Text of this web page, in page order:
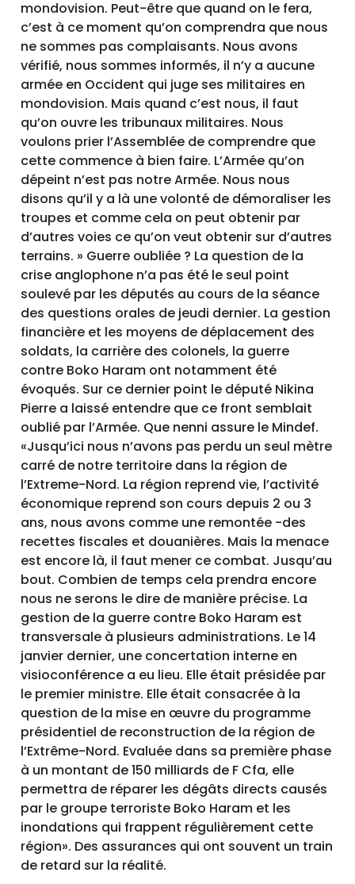
mondovision. Peut-être que quand on le fera,
c’est à ce moment qu’on comprendra que nous
ne sommes pas complaisants. Nous avons
vérifié, nous sommes informés, il n’y a aucune
armée en Occident qui juge ses militaires en
mondovision. Mais quand c’est nous, il faut
qu’on ouvre les tribunaux militaires. Nous
voulons prier l’Assemblée de comprendre que
cette commence à bien faire. L’Armée qu’on
dépeint n’est pas notre Armée. Nous nous
disons qu’il y a là une volonté de démoraliser les
troupes et comme cela on peut obtenir par
d’autres voies ce qu’on veut obtenir sur d’autres
terrains. » Guerre oubliée ? La question de la
crise anglophone n’a pas été le seul point
soulevé par les députés au cours de la séance
des questions orales de jeudi dernier. La gestion
financière et les moyens de déplacement des
soldats, la carrière des colonels, la guerre
contre Boko Haram ont notamment été
évoqués. Sur ce dernier point le député Nikina
Pierre a laissé entendre que ce front semblait
oublié par l’Armée. Que nenni assure le Mindef.
«Jusqu’ici nous n’avons pas perdu un seul mètre
carré de notre territoire dans la région de
l’Extreme-Nord. La région reprend vie, l’activité
économique reprend son cours depuis 2 ou 3
ans, nous avons comme une remontée -des
recettes fiscales et douanières. Mais la menace
est encore là, il faut mener ce combat. Jusqu’au
bout. Combien de temps cela prendra encore
nous ne serons le dire de manière précise. La
gestion de la guerre contre Boko Haram est
transversale à plusieurs administrations. Le 14
janvier dernier, une concertation interne en
visioconférence a eu lieu. Elle était présidée par
le premier ministre. Elle était consacrée à la
question de la mise en œuvre du programme
présidentiel de reconstruction de la région de
l’Extrême-Nord. Evaluée dans sa première phase
à un montant de 150 milliards de F Cfa, elle
permettra de réparer les dégâts directs causés
par le groupe terroriste Boko Haram et les
inondations qui frappent régulièrement cette
région». Des assurances qui ont souvent un train
de retard sur la réalité.